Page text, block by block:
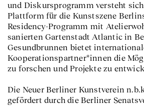
und Diskursprogramm versteht
Plattform für die Kunstszene
Residency-Programm mit
sanierten Gartenstadt Atlantic in
Gesundbrunnen bietet
Kooperationspartner*innen die
zu forschen und Projekte zu
Die Neuer Berliner Kunstverein
gefördert durch die Berliner